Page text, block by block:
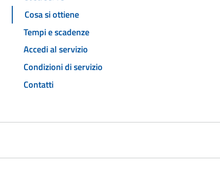
Cosa si ottiene
Tempi e scadenze
Accedi al servizio
Condizioni di servizio
Contatti